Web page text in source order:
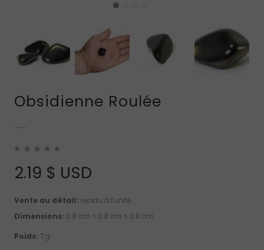
Obsidienne Roulée
2.19 $ USD
Vente au détail: vendu à l’unité.
Dimensions: 0.8 cm × 0.8 cm × 0.8 cm
Poids: 7 g